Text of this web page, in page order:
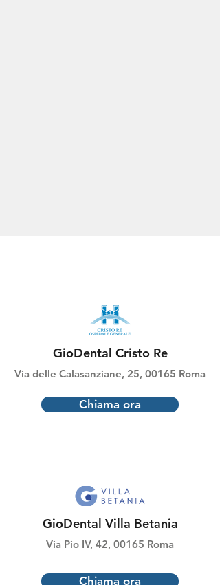
GioDental Cristo Re
Via delle Calasanziane, 25, 00165 Roma
Chiama ora
GioDental Villa Betania
Via Pio IV, 42, 00165 Roma
Chiama ora